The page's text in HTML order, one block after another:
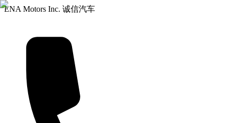
ENA Motors Inc. 诚信汽车